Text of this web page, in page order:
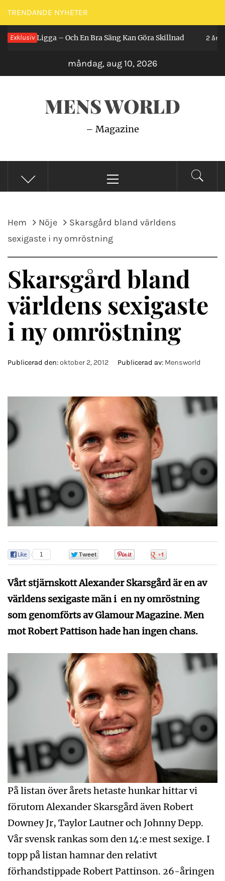
Hoppa
till
innehåll
TRENDANDE NYHETER
Exklusiv
Man Ligga – Och En Bra Säng Kan Göra Skillnad 2 år sedan
måndag, aug 10, 2026
MENS WORLD
– Magazine
meny
Hem Nöje
Skarsgård bland världens
sexigaste i ny omröstning
Skarsgård bland
världens sexigaste
i ny omröstning
Publicerad den:oktober 2, 2012 Publicerad av: Mensworld
1
Vårt stjärnskott Alexander Skarsgård är en av
världens sexigaste män i en ny omröstning
som genomförts av Glamour Magazine. Men
mot Robert Pattison hade han ingen chans.
På listan över årets hetaste hunkar hittar vi
förutom Alexander Skarsgård även Robert
Downey Jr, Taylor Lautner och Johnny Depp.
Vår svensk rankas som den 14:e mest sexige. I
topp på listan hamnar den relativt
förhandstippade Robert Pattinson. 26-åringen